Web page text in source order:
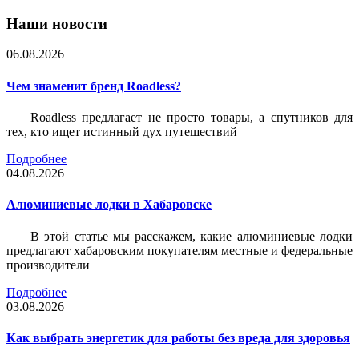
Наши новости
06.08.2026
Чем знаменит бренд Roadless?
Roadless предлагает не просто товары, а спутников для
тех, кто ищет истинный дух путешествий
Подробнее
04.08.2026
Алюминиевые лодки в Хабаровске
В этой статье мы расскажем, какие алюминиевые лодки
предлагают хабаровским покупателям местные и федеральные
производители
Подробнее
03.08.2026
Как выбрать энергетик для работы без вреда для здоровья